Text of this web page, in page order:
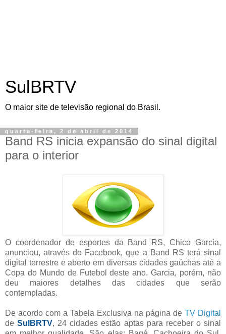
SulBRTV
O maior site de televisão regional do Brasil.
quarta-feira, 2 de abril de 2014
Band RS inicia expansão do sinal digital
para o interior
O coordenador de esportes da Band RS, Chico Garcia,
anunciou, através do Facebook, que a Band RS terá sinal
digital terrestre e aberto em diversas cidades gaúchas até a
Copa do Mundo de Futebol deste ano. Garcia, porém, não
deu maiores detalhes das cidades que serão
contempladas.
De acordo com a Tabela Exclusiva na página de TV Digital
deSulBRTV, 24 cidades estão aptas para receber o sinal